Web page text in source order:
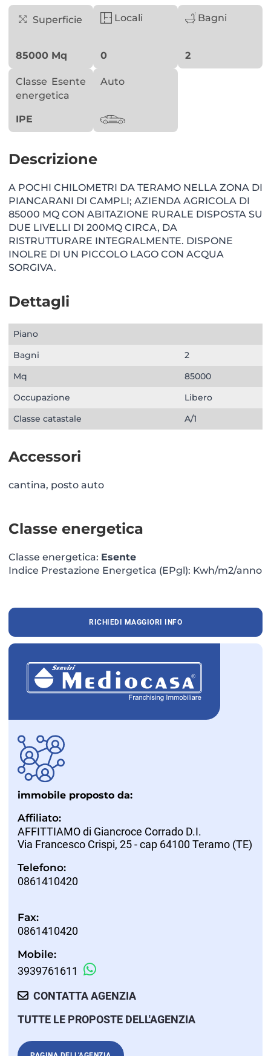
Superficie
85000 Mq
Locali
0
Bagni
2
Classe Esente
energetica
IPE
Auto
Descrizione
A POCHI CHILOMETRI DA TERAMO NELLA ZONA DI
PIANCARANI DI CAMPLI; AZIENDA AGRICOLA DI
85000 MQ CON ABITAZIONE RURALE DISPOSTA SU
DUE LIVELLI DI 200MQ CIRCA, DA
RISTRUTTURARE INTEGRALMENTE. DISPONE
INOLRE DI UN PICCOLO LAGO CON ACQUA
SORGIVA.
Dettagli
Piano
Bagni
2
Mq
85000
Occupazione
Libero
Classe catastale
A/1
Accessori
cantina, posto auto
Classe energetica
Classe energetica: Esente
Indice Prestazione Energetica (EPgl): Kwh/m2/anno
RICHIEDI MAGGIORI INFO
immobile proposto da:
Affiliato:
AFFITTIAMO di Giancroce Corrado D.I.
Via Francesco Crispi, 25 - cap 64100 Teramo (TE)
Telefono:
0861410420
Fax:
0861410420
Mobile:
3939761611
CONTATTA AGENZIA
TUTTE LE PROPOSTE DELL'AGENZIA